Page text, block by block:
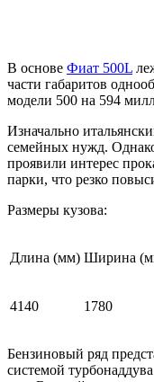
В основе Фиат 500L
части габаритов
модели 500 на 594
Изначально
семейных нужд.
проявили интерес
парки, что резко
Размеры кузова:
Длина (мм) Ширина
4140 1780
Бензиновый ряд
системой